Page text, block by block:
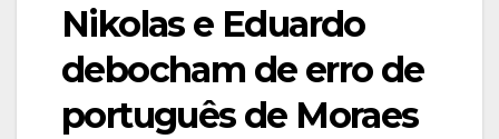
Nikolas e Eduardo
debocham de erro de
português de Moraes